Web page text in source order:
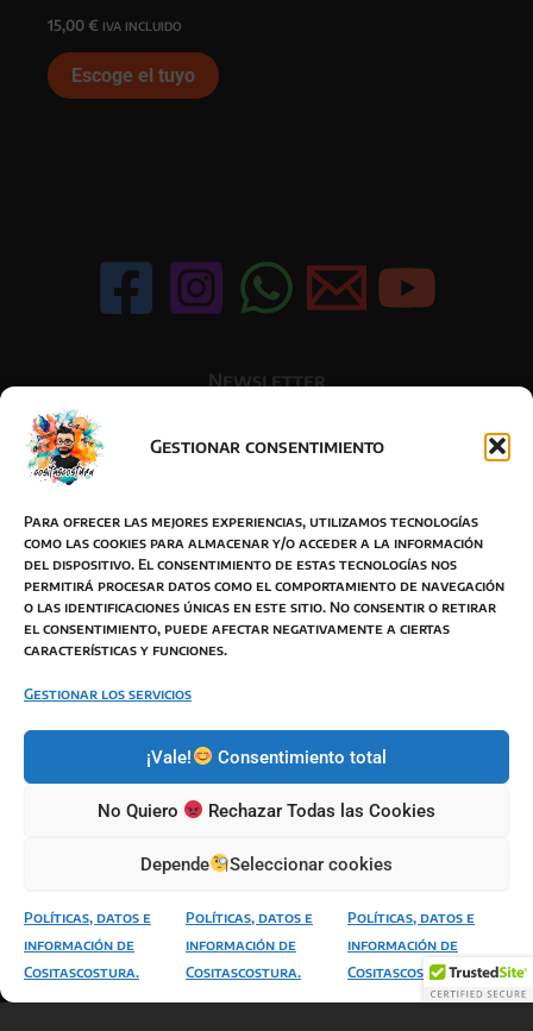
Gestionar consentimiento
Para ofrecer las mejores experiencias, utilizamos tecnologías
como las cookies para almacenar y/o acceder a la información
del dispositivo. El consentimiento de estas tecnologías nos
permitirá procesar datos como el comportamiento de navegación
o las identificaciones únicas en este sitio. No consentir o retirar
el consentimiento, puede afectar negativamente a ciertas
características y funciones.
Gestionar los servicios
¡Vale! Consentimiento total
No Quiero Rechazar Todas las Cookies
Depende Seleccionar cookies
Políticas, datos e
información de
Cositascostura.
Políticas, datos e
información de
Cositascostura.
Políticas, datos e
información de
Cositascostura.
15,00€ IVA INCLUIDO
Escoge el tuyo
Newsletter
BOTON DESISTIMIENTO
Términos y Condiciones de Venta
Política de Privacidad
Política de Cookies
Política de envíos
Responsabilidad de imagen y autor
Todos los derechos © 2026 Bienvenidos a
Cositascostura | Funciona gracias a NereidaGV